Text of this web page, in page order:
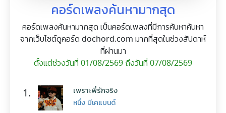
คอร์ดเพลงค้นหามากสุด
คอร์ดเพลงค้นหามากสุด เป็นคอร์ดเพลงที่มีการค้นหาค้นหา
จากเว็บไซต์ดูคอร์ด dochord.com มากที่สุดในช่วงสัปดาห์
ที่ผ่านมา
ตั้งแต่ช่วงวันที่ 01/08/2569 ถึงวันที่ 07/08/2569
1. เพราะพี่รักจริง
หนึ่ง บีเคแบนด์